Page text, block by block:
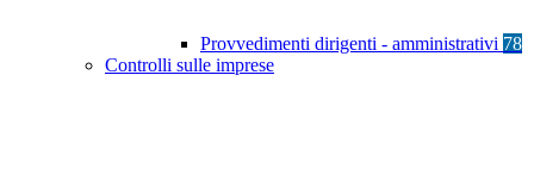
Provvedimenti dirigenti - amministrativi 78
Controlli sulle imprese